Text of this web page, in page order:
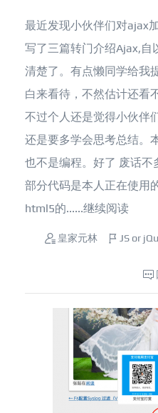
最近发现小伙伴们对ajax
写了三篇转门介绍Ajax,自
清楚了。有点懒同学给我
白来看待，不然估计还看
不过个人还是觉得小伙伴
还是要多学会思考总结。
也不是编程。好了 废话不
部分代码是本人正在使用
html5的......继续阅读
皇家元林 JS or